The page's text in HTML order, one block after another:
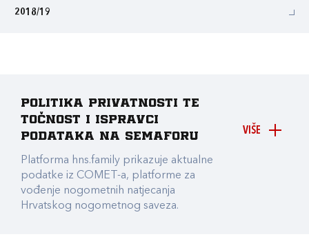
2018/19
VIŠE
Politika privatnosti te
točnost i ispravci
podataka na Semaforu
Platforma hns.family prikazuje aktualne
podatke iz COMET-a, platforme za
vođenje nogometnih natjecanja
Hrvatskog nogometnog saveza.